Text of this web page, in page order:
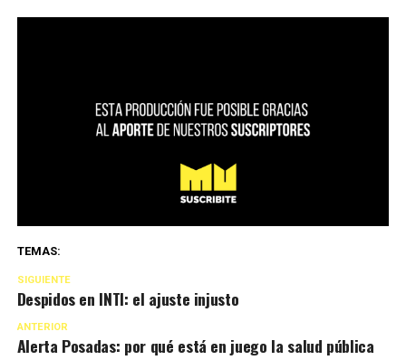
TEMAS:
SIGUIENTE
Despidos en INTI: el ajuste injusto
ANTERIOR
Alerta Posadas: por qué está en juego la salud pública